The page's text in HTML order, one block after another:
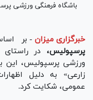
باشگاه فرهنگی ورزشی
خبرگزاری میزان - بر
پرسپولیس، در راستای
ورزشی پرسپولیس،
زارعی» به دلیل
عمومی، شکایت کرد.